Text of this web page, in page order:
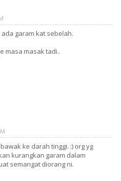
garam kat sebelah.
masa masak tadi..
ke darah tinggi. :) org yg
kurangkan garam dalam
semangat diorang ni.